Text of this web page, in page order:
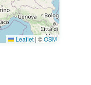
Leaflet | ©OSM